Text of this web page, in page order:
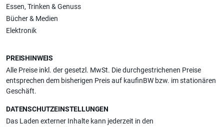
Essen, Trinken & Genuss
Bücher & Medien
Elektronik
PREISHINWEIS
Alle Preise inkl. der gesetzl. MwSt. Die durchgestrichenen Preise
entsprechen dem bisherigen Preis auf kaufinBW bzw. im stationären
Geschäft.
DATENSCHUTZEINSTELLUNGEN
Das Laden externer Inhalte kann jederzeit in den